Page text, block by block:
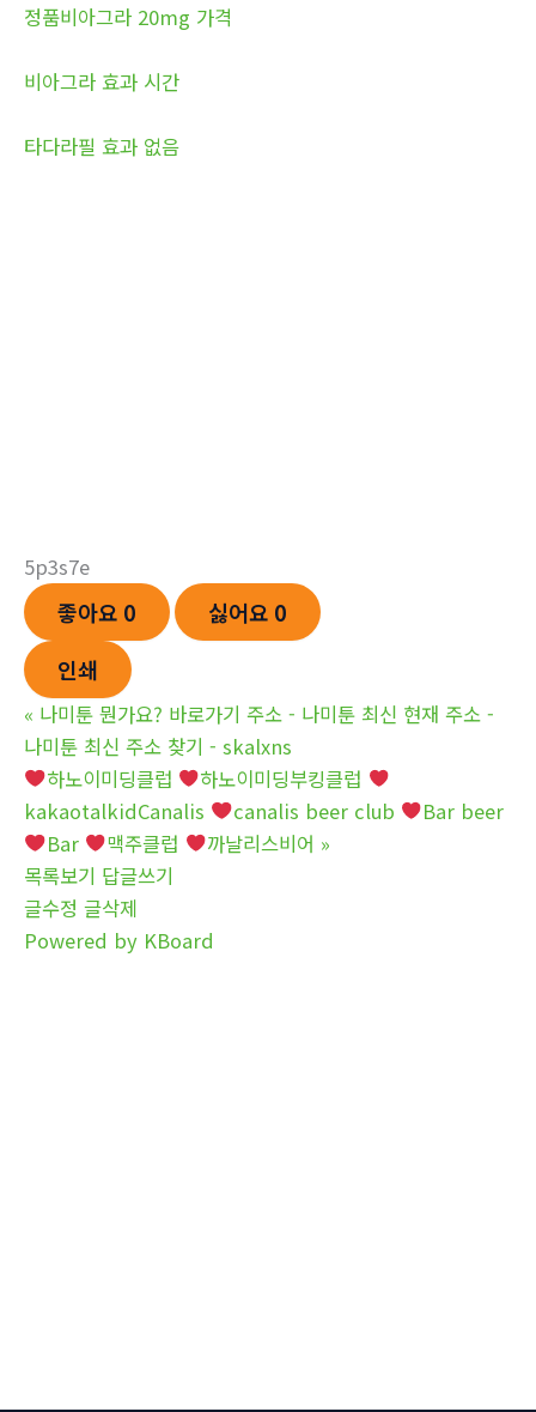
정품비아그라 20mg 가격
비아그라 효과 시간
타다라필 효과 없음
5p3s7e
좋아요 0 싫어요 0
인쇄
« 나미툰 뭔가요? 바로가기 주소 - 나미툰 최신 현재 주소 -
나미툰 최신 주소 찾기 - skalxns
하노이미딩클럽
하노이미딩부킹클럽
kakaotalkidCanalis
canalis beer club
Bar beer
Bar
맥주클럽 까날리스비어 »
목록보기 답글쓰기
글수정 글삭제
Powered by KBoard